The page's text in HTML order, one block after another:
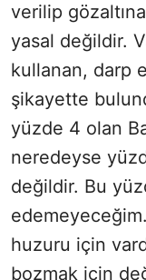
verilip
yasal değildir.
kullanan, darp
şikayette
yüzde 4 olan
neredeyse
değildir. Bu
huzuru için
bozmak için